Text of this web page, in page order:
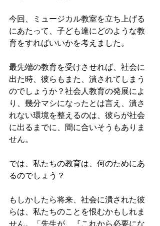
今回、ミュージカル教室を立ち上げる
にあたって、子ども達にどのような教
育をすればいいかを考えました。
最先端の教育を受けさせれば、社会に
出た時、彼らもまた、潰されてしまう
のでしょうか？社会人教育の発展によ
り、幾分マシになったとは言え、潰さ
れない環境を整えるのは、彼らが社会
に出るまでに、間に合いそうもありま
せん。
では、私たちの教育は、何のためにあ
るのでしょう？
もしかしたら将来、社会に潰された彼
らは、私たちのことを恨むかもしれま
せん。「先生が、『これから必要にな